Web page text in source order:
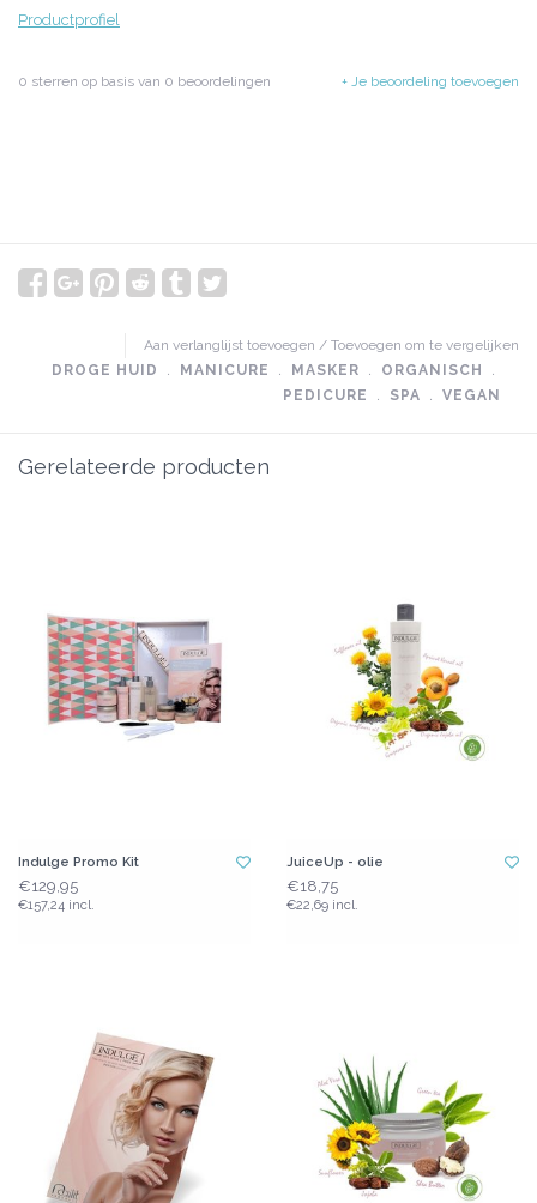
Productprofiel
+ Je beoordeling toevoegen
0 sterren op basis van 0 beoordelingen
Aan verlanglijst toevoegen / Toevoegen om te vergelijken
DROGE HUID
﹒ MANICURE ﹒ MASKER ﹒ ORGANISCH
﹒
PEDICURE
﹒ SPA ﹒ VEGAN
Gerelateerde producten
Indulge Promo Kit
€129,95
€157,24 incl.
JuiceUp - olie
€18,75
€22,69 incl.